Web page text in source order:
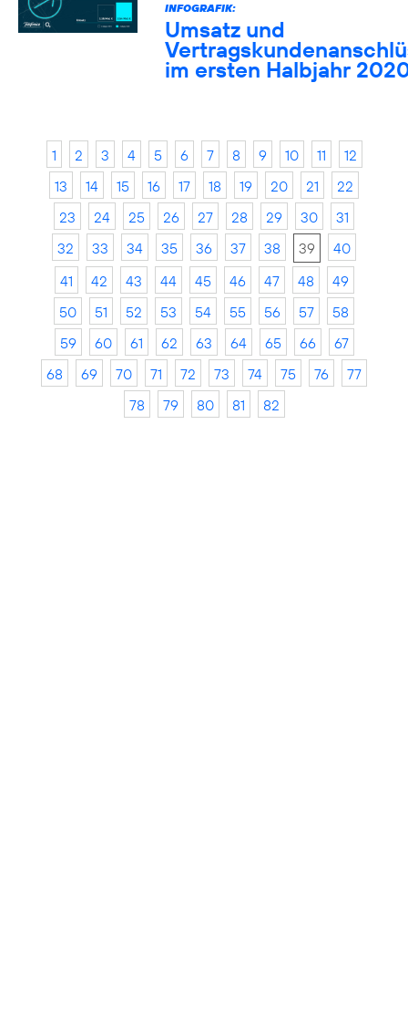
INFOGRAFIK:
Umsatz und
im ersten Halbjahr
1 2 3 4 5 6 7 8 9 10 11
12
13
14 15 16 17 18 19 20 21
22
23
24 25 26 27 28 29 30
31
32
33 34 35 36 37 38 39
40
41
42 43 44 45 46 47 48
49
50
51 52 53 54 55 56 57
58
59
60 61 62 63 64 65 66
67
68
69 70 71 72 73 74 75 76
77
78
79 80 81 82